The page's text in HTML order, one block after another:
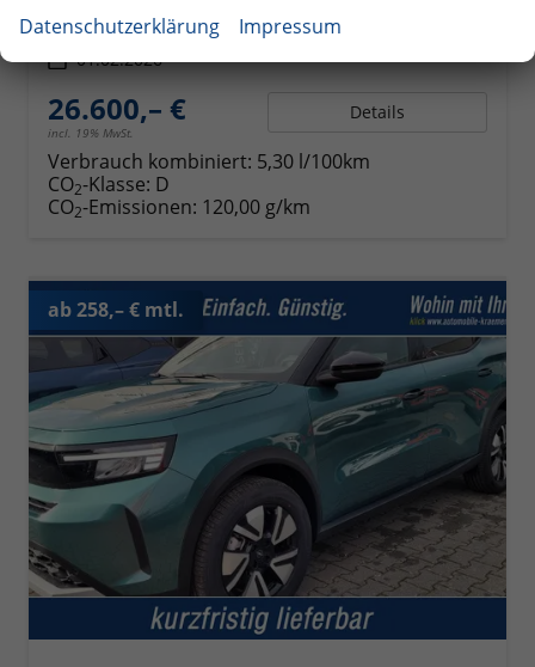
Leistung 107 kW (145 PS) Kilometerstand 20 km
01.02.2026
26.600,– €
incl. 19% MwSt.
Details
Verbrauch kombiniert: 5,30 l/100km
CO2-Klasse: D
CO2-Emissionen: 120,00 g/km
ab 258,– € mtl.
Datenschutzerklärung Impressum